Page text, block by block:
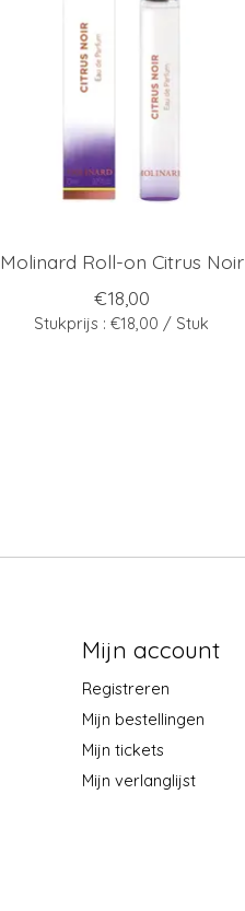
Molinard Roll-on Citrus Noir
€18,00
Stukprijs : €18,00 / Stuk
Mijn account
Registreren
Mijn bestellingen
Mijn tickets
Mijn verlanglijst